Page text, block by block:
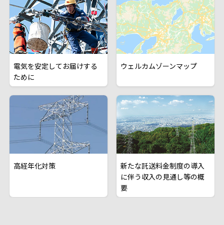
電気を安定してお届けする
ために
ウェルカムゾーンマップ
高経年化対策
新たな託送料金制度の導入
に伴う収入の見通し等の概
要